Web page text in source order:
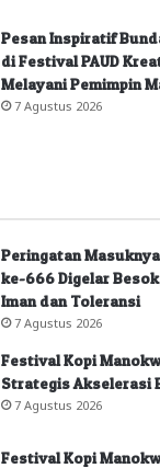
Pesan Inspiratif
di Festival PAUD
Melayani Pemimpin
7 Agustus 2026
Peringatan
ke-666 Digelar
Iman dan Toleransi
7 Agustus 2026
Festival Kopi
Strategis Akselerasi
7 Agustus 2026
Festival Kopi